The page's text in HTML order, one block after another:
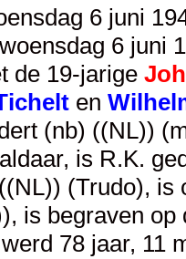
6 juni
6 juni
de 19-jarige
en
(nb) ((NL))
is R.K.
(Trudo), is
is begraven
78 jaar, 11